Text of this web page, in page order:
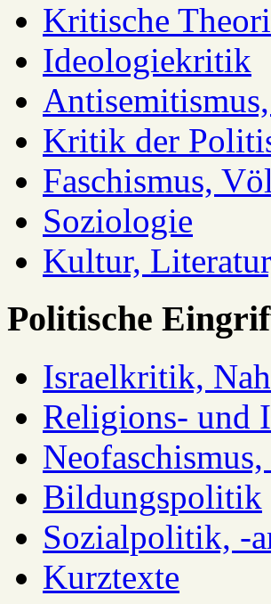
Kritische
Ideologiekritik
Kritik der
Faschismus,
Soziologie
Kultur,
Politische
Israelkritik,
Religions- und
Neofaschismus,
Bildungspolitik
Sozialpolitik, -
Kurztexte